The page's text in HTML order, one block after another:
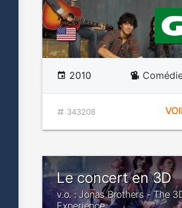
2010
343208
Le concert en 3D
v.o. : Jonas Brothers - The
Experience